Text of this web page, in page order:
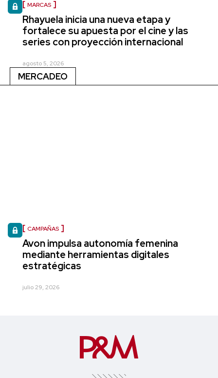
MARCAS
Rhayuela inicia una nueva etapa y
fortalece su apuesta por el cine y las
series con proyección internacional
agosto 5, 2026
MERCADEO
CAMPAÑAS
Avon impulsa autonomía femenina
mediante herramientas digitales
estratégicas
julio 29, 2026